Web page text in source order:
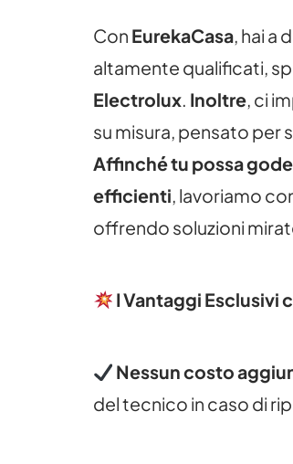
Con EurekaCasa, hai a
altamente qualificati,
Electrolux. Inoltre, ci
su misura, pensato per
Affinché tu possa
efficienti, lavoriamo
offrendo soluzioni
I Vantaggi Esclusivi
Nessun costo
del tecnico in caso di